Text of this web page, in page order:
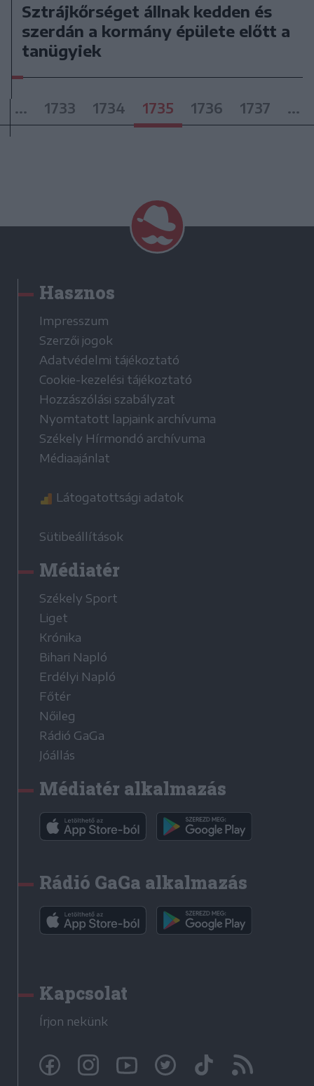
Sztrájkőrséget állnak kedden és
szerdán a kormány épülete előtt a
tanügyiek
... 1733 1734 1735 1736 1737 ...
Hasznos
Impresszum
Szerzői jogok
Adatvédelmi tájékoztató
Cookie-kezelési tájékoztató
Hozzászólási szabályzat
Nyomtatott lapjaink archívuma
Székely Hírmondó archívuma
Médiaajánlat
Látogatottsági adatok
Sütibeállítások
Médiatér
Székely Sport
Liget
Krónika
Bihari Napló
Erdélyi Napló
Főtér
Nőileg
Rádió GaGa
Jóállás
Médiatér alkalmazás
Rádió GaGa alkalmazás
Kapcsolat
Írjon nekünk